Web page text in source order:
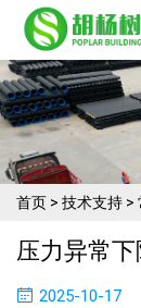
首页 > 技术支持 >
压力异常
2025-10-17